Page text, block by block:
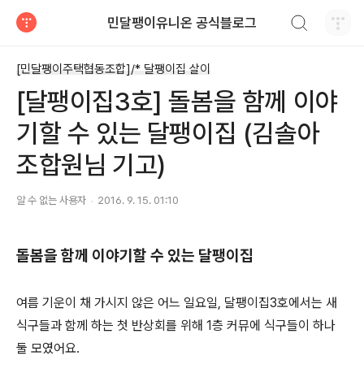
민달팽이유니온 공식블로그
[민달팽이주택협동조합]/* 달팽이집 살이
[달팽이집3호] 돌봄을 함께 이야
기할 수 있는 달팽이집 (김솔아
조합원님 기고)
알 수 없는 사용자 2016. 9. 15. 01:10
돌봄을 함께 이야기할 수 있는 달팽이집
여름 기운이 채 가시지 않은 어느 일요일, 달팽이집3호에서는 새
식구들과 함께 하는 첫 반상회를 위해 1층 커뮤에 식구들이 하나
둘 모였어요.